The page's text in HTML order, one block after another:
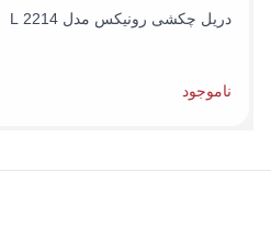
دریل چکشی رونیکس مدل 2214 L
ناموجود